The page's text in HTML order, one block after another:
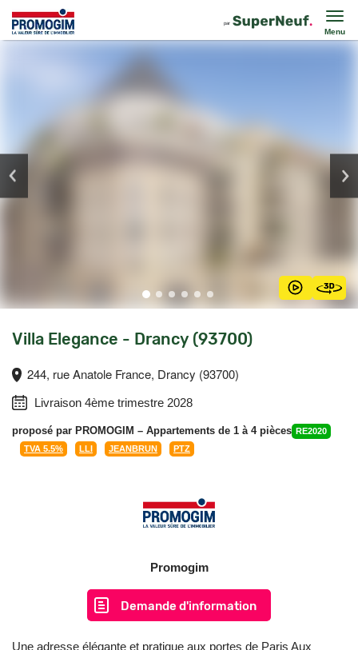
Menu
Villa Elegance - Drancy (93700)
244, rue Anatole France, Drancy (93700)
Livraison 4ème trimestre 2028
proposé par PROMOGIM – Appartements de 1 à 4 pièces RE2020
TVA 5.5%
LLI JEANBRUN PTZ
Promogim
Demande d'information
Une adresse élégante et pratique aux portes de Paris Aux